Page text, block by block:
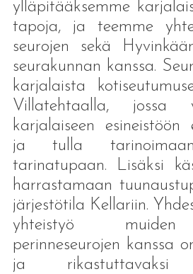
ylläpitääksemme
tapoja, ja teemme
seurojen sekä
seurakunnan kanssa.
karjalaista
Villatehtaalla, jossa
karjalaiseen esineistöön
ja tulla tarinoimaan
tarinatupaan. Lisäksi
harrastamaan
järjestötila Kellariin.
yhteistyö muiden
perinneseurojen kanssa
ja rikastuttavaksi